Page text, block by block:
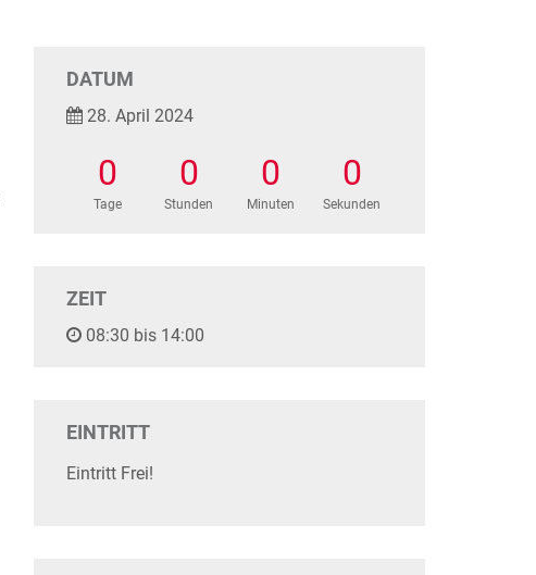
DATUM
28. April 2024
0
Tage
0
Stunden
0
Minuten
0
Sekunden
ZEIT
08:30 bis 14:00
EINTRITT
Eintritt Frei!